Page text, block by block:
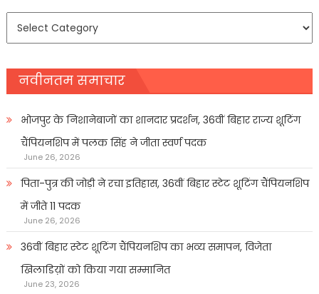
नवीनतम समाचार
भोजपुर के निशानेबाजों का शानदार प्रदर्शन, 36वीं बिहार राज्य शूटिंग
चैंपियनशिप में पलक सिंह ने जीता स्वर्ण पदक
June 26, 2026
पिता-पुत्र की जोड़ी ने रचा इतिहास, 36वीं बिहार स्टेट शूटिंग चैंपियनशिप
में जीते 11 पदक
June 26, 2026
36वीं बिहार स्टेट शूटिंग चैंपियनशिप का भव्य समापन, विजेता
खिलाडिय़ों को किया गया सम्मानित
June 23, 2026